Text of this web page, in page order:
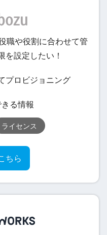
職や役割に合わせて管
を設定したい！
プロビジョニング
る情報
ライセンス
ちら